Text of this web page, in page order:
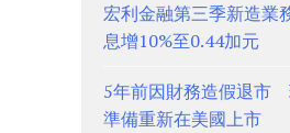
宏利金融第三季新造
息增10%至0.44加元
5年前因財務造假退市
準備重新在美國上市